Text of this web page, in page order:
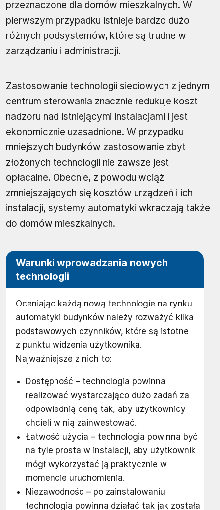
przeznaczone dla domów mieszkalnych. W
pierwszym przypadku istnieje bardzo dużo
różnych podsystemów, które są trudne w
zarządzaniu i administracji.
Zastosowanie technologii sieciowych z jednym
centrum sterowania znacznie redukuje koszt
nadzoru nad istniejącymi instalacjami i jest
ekonomicznie uzasadnione. W przypadku
mniejszych budynków zastosowanie zbyt
złożonych technologii nie zawsze jest
opłacalne. Obecnie, z powodu wciąż
zmniejszających się kosztów urządzeń i ich
instalacji, systemy automatyki wkraczają także
do domów mieszkalnych.
Warunki wprowadzania nowych
technologii
Oceniając każdą nową technologie na rynku
automatyki budynków należy rozważyć kilka
podstawowych czynników, które są istotne
z punktu widzenia użytkownika.
Najważniejsze z nich to:
Dostępność – technologia powinna
realizować wystarczająco dużo zadań za
odpowiednią cenę tak, aby użytkownicy
chcieli w nią zainwestować.
Łatwość użycia – technologia powinna być
na tyle prosta w instalacji, aby użytkownik
mógł wykorzystać ją praktycznie w
momencie uruchomienia.
Niezawodność – po zainstalowaniu
technologia powinna działać tak jak została